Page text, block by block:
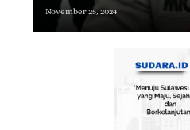
November 25, 2024